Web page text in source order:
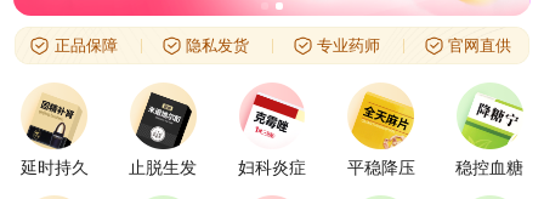
正品保障 隐私发货 专业药师 官网直供
延时持久 止脱生发 妇科炎症 平稳降压 稳控血糖